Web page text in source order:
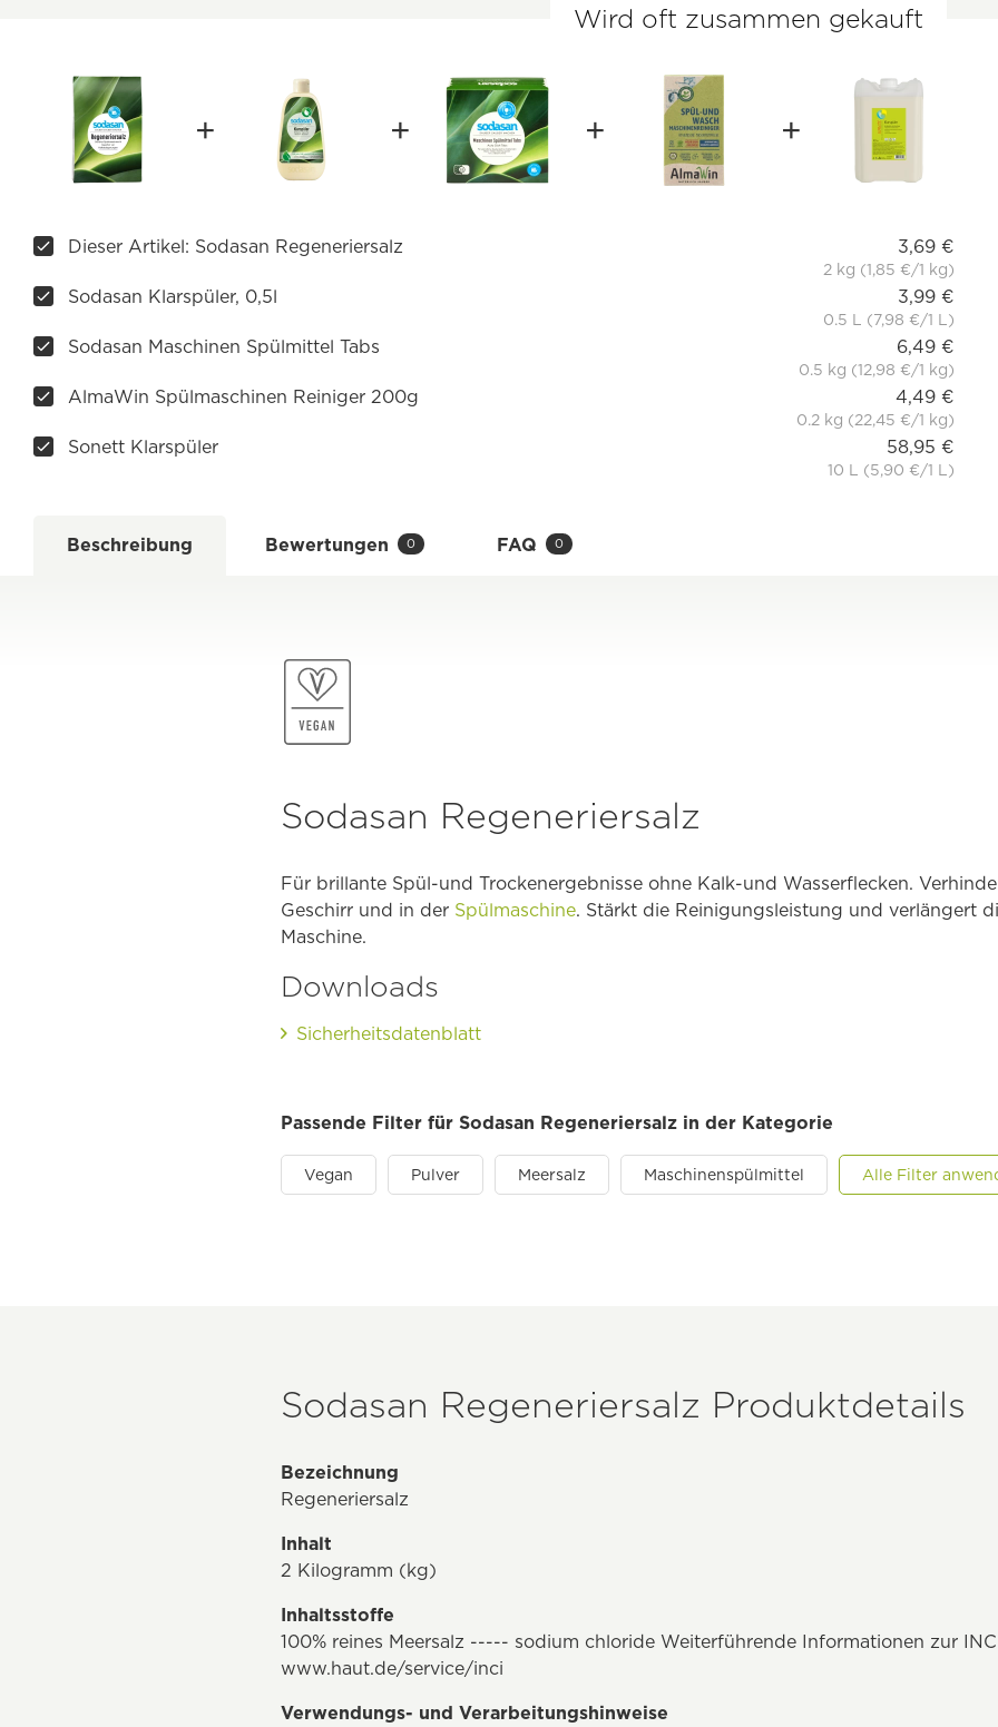
Wird oft zusammen gekauft
Dieser Artikel: Sodasan Regeneriersalz 3,69 €
2 kg (1,85 €/1 kg)
Sodasan Klarspüler, 0,5l 3,99 €
0.5 L (7,98 €/1 L)
Sodasan Maschinen Spülmittel Tabs 6,49 €
0.5 kg (12,98 €/1 kg)
AlmaWin Spülmaschinen Reiniger 200g 4,49 €
0.2 kg (22,45 €/1 kg)
Sonett Klarspüler 58,95 €
10 L (5,90 €/1 L)
Beschreibung Bewertungen 0 FAQ 0
Sodasan Regeneriersalz
Für brillante Spül-und Trockenergebnisse ohne Kalk-und Wasserflecken.
Geschirr und in der Spülmaschine. Stärkt die Reinigungsleistung und verlängert
Maschine.
Downloads
Sicherheitsdatenblatt
Passende Filter für Sodasan Regeneriersalz in der Kategorie
Vegan Pulver Meersalz Maschinenspülmittel Alle Filter
Sodasan Regeneriersalz Produktdetails
Bezeichnung
Regeneriersalz
Inhalt
2 Kilogramm (kg)
Inhaltsstoffe
100% reines Meersalz ----- sodium chloride Weiterführende Informationen zur
www.haut.de/service/inci
Verwendungs- und Verarbeitungshinweise